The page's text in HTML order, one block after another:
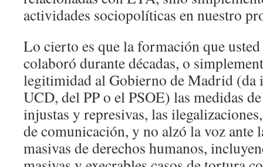
actividades sociopolíticas en nuestro
Lo cierto es que la formación que
colaboró durante décadas, o
legitimidad al Gobierno de Madrid (da
UCD, del PP o el PSOE) las medidas
injustas y represivas, las
de comunicación, y no alzó la voz ante
masivas de derechos humanos,